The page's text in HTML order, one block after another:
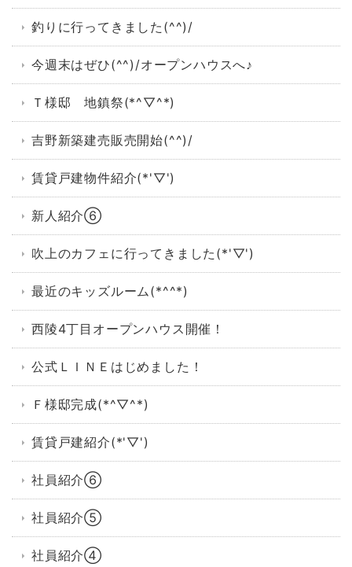
釣りに行ってきました(^^)/
今週末はぜひ(^^)/オープンハウスへ♪
Ｔ様邸 地鎮祭(*^▽^*)
吉野新築建売販売開始(^^)/
賃貸戸建物件紹介(*'▽')
新人紹介⑥
吹上のカフェに行ってきました(*'▽')
最近のキッズルーム(*^^*)
西陵4丁目オープンハウス開催！
公式ＬＩＮＥはじめました！
Ｆ様邸完成(*^▽^*)
賃貸戸建紹介(*'▽')
社員紹介⑥
社員紹介⑤
社員紹介④